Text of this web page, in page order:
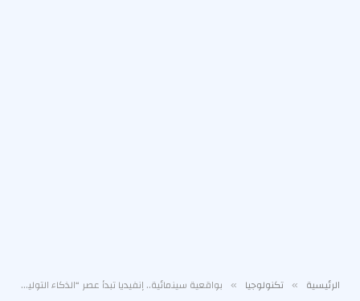
الرئيسية » تكنولوجيا » بواقعية سينمائية.. إنفيديا تبدأ عصر “الذكاء التوليدي” في بطاقات ألعاب الفيديو